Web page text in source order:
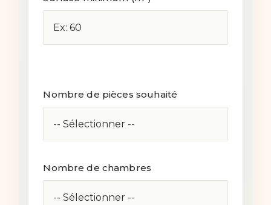
Nombre de pièces souhaité
Nombre de chambres